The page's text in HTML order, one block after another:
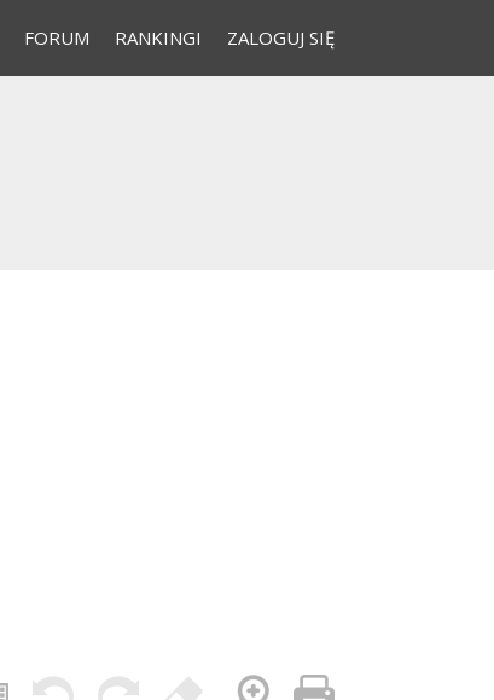
FORUM RANKINGI ZALOGUJ SIĘ